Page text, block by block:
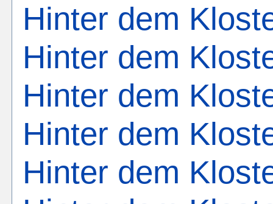
Hinter dem
Hinter dem
Hinter dem
Hinter dem
Hinter dem